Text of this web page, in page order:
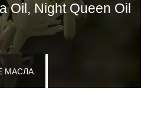
Oil, Night Queen Oil
МАСЛА